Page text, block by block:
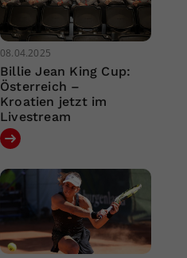
08.04.2025
Billie Jean King Cup:
Österreich –
Kroatien jetzt im
Livestream